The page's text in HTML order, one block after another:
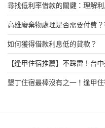
尋找低利率借款的關鍵：理解
高雄廢棄物處理是否需要付費
如何獲得借款利息低的貸款？
【逢甲住宿推薦】不踩雷！台
墾丁住宿最棒沒有之一！逢甲